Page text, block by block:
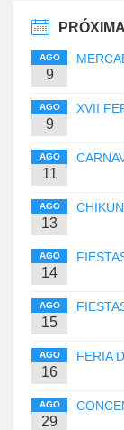
AGO
9
AGO
9
XVII
AGO
11
AGO
13
AGO
14
AGO
15
AGO
16
FERIA
AGO
29